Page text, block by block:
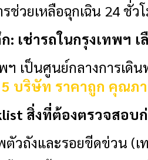
ช่วยเหลือฉุกเฉิน 24 ชั่ว
ก: เช่ารถในกรุงเทพฯ
ฯ เป็นศูนย์กลางการเดิ
บริษัท ราคาถูก คุณภ
สิ่งที่ต้องตรวจสอ
ตัวถังและรอยขีดข่วน (